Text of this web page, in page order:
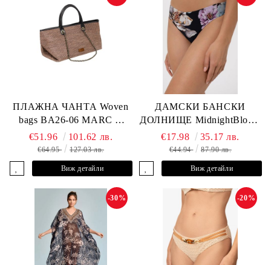
ПЛАЖНА ЧАНТА Woven
bags BA26-06 MARC &
ANDRE
€51.96 101.62 лв.
€64.95 127.03 лв.
Виж детайли
ДАМСКИ БАНСКИ
ДОЛНИЩЕ MidnightBloom
L2505-Z-MCR MARC &
ANDRE
€17.98 35.17 лв.
€44.94 87.90 лв.
Виж детайли
-30% -20%